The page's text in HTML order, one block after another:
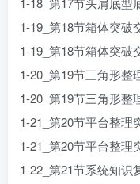
1-19_第18节箱体突破
1-19_第18节箱体突破
1-20_第19节三角形整
1-20_第19节三角形整
1-21_第20节平台整理
1-21_第20节平台整理
1-22_第21节系统知识